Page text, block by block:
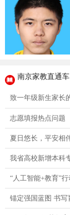
南京家教直通车
致一年级新生家长
志愿填报热点问题
夏日悠长，平安相
我省高校新增本科
“人工智能+教育”行
锚定强国蓝图 书